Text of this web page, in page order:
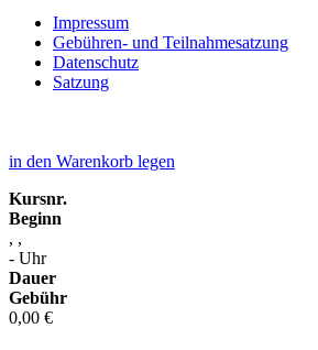
Impressum
Gebühren- und Teilnahmesatzung
Datenschutz
Satzung
in den Warenkorb legen
Kursnr.
Beginn
, ,
- Uhr
Dauer
Gebühr
0,00 €